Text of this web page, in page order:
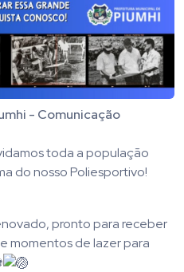
- Comunicação
toda a população
do nosso Poliesportivo!
pronto para receber
momentos de lazer para